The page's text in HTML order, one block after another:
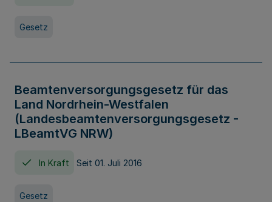
Gesetz
Beamtenversorgungsgesetz für das
Land Nordrhein-Westfalen
(Landesbeamtenversorgungsgesetz -
LBeamtVG NRW)
In Kraft Seit 01. Juli 2016
Gesetz